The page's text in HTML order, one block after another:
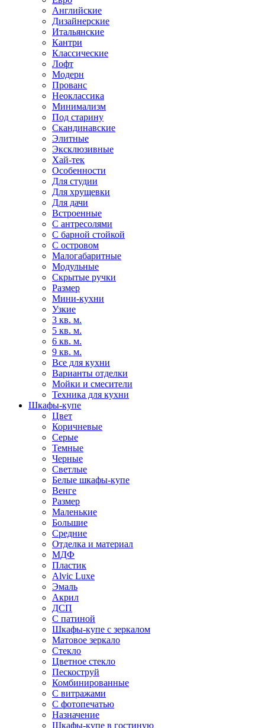
Английские
Дизайнерские
Итальянские
Кантри
Классические
Лофт
Модерн
Прованс
Неоклассика
Минимализм
Под старину
Скандинавские
Элитные
Эксклюзивные
Хай-тек
Особенности
Для студии
Для хрущевки
Для дачи
Встроенные
С антресолями
С барной стойкой
С островом
Малогабаритные
Модульные
Скрытые ручки
Размер
Мини-кухни
Узкие
3 кв. м.
5 кв. м.
6 кв. м.
9 кв. м.
Все для кухни
Варианты отделки
Мойки и смесители
Техника для кухни
Шкафы-купе
Цвет
Коричневые
Серые
Темные
Черные
Светлые
Белые шкафы-купе
Венге
Размер
Маленькие
Большие
Средние
Отделка и материал
МДФ
Пластик
Alvic Luxe
Эмаль
Акрил
ДСП
С патиной
Шкафы-купе с зеркалом
Матовое зеркало
Стекло
Цветное стекло
Пескоструй
Комбинированные
С витражами
С фотопечатью
Назначение
Шкафы-купе в гостиную